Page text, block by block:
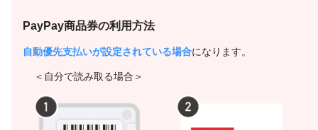
PayPay商品券の利用方法
自動優先支払いが設定されている場合になります。
＜自分で読み取る場合＞